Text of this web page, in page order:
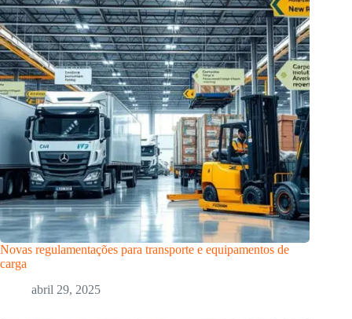
Novas regulamentações para transporte e equipamentos de
carga
abril 29, 2025